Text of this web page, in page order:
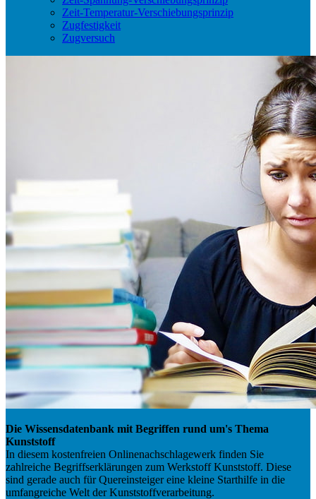
Zeit-Temperatur-Verschiebungsprinzip
Zugfestigkeit
Zugversuch
Die Wissensdatenbank mit Begriffen rund um's Thema
Kunststoff
In diesem kostenfreien Onlinenachschlagewerk finden Sie
zahlreiche Begriffserklärungen zum Werkstoff Kunststoff. Diese
sind gerade auch für Quereinsteiger eine kleine Starthilfe in die
umfangreiche Welt der Kunststoffverarbeitung.